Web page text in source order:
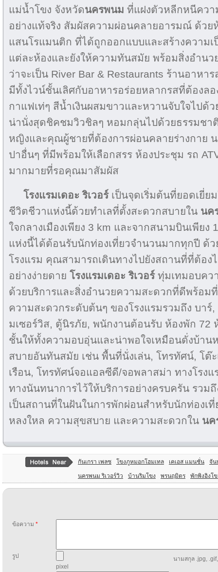
แม่น้ำโขง จังหวัดนครพนม ที่แฝงตัวหลีกหนีควา
อย่างแท้จริง สัมผัสความผ่อนคลายอารมณ์ ด้ว
แสนโรแมนติก ที่ได้ถูกออกแบบและสร้างความ
แต่ละห้องและยังให้ความทันสมัย พร้อมสิ่งอำน
ว่าจะเป็น River Bar & Restaurants ร้านอาห
มีทั้งไวน์ชั้นเลิศกับอาหารอร่อยหลากรสที่ต้องล
กาแฟเท่ๆ สีน้ำเงินผสมขาวและหวานจับใจไปด้
น่านั่งสุดชิคชมวิวชิลๆ หอมกลุ่นไปด้วยธรรมชา
หญิงและคุณผู้ชายที่ต้องการผ่อนคลายร่างกาย
ปาอื่นๆ ที่มีพร้อมให้เลือกสรร ห้องประชุม รถ
มากมายที่รอคุณมาสัมผัส
โรงแรมเดอะ ริเวอร์เป็นจุดเริ่มต้นที่ยอดเยี่ย
ชีวิตชีวาแห่งนี้ด้วยทำเลที่ตั้งสะดวกสบายใน นค
ใจกลางเมืองเพียง 3 km และจากสนามบินเพียง
แห่งนี้ได้ต้อนรับนักท่องเที่ยวจำนวนมากทุกปี ด้
โรงแรม คุณสามารถเดินทางไปยังสถานที่ที่ต้อง
อย่างง่ายดาย โรงแรมเดอะ ริเวอร์ ทุ่มเทมอบคว
ด้วยบริการและสิ่งอำนวยความสะดวกที่ดีพร้อ
ความสะดวกระดับต้นๆ ของโรงแรมรวมถึง บา
มเซอร์วิส, ตู้นิรภัย, พนักงานต้อนรับ ห้องพัก 72
ชั้นให้ทั้งความอบอุ่นและน่าพอใจเหมือนดั่งบ้าน
สบายอันทันสมัย เช่น พื้นที่นั่งเล่น, โทรทัศน์, โต๊
เรือน, โทรทัศน์จอแอลซีดี/จอพลาสม่า ทางโรง
ทางนันทนาการไว้ให้บริการอย่างครบครัน รวม
เป็นสถานที่ในฝันในการพักผ่อนสำหรับนักท่องเ
หลงใหล ความสุขสบาย และความสะดวกใน นค
กันเกรา เพลซ โขงภูหมอกโฮมเทล เคเอส แมนชั่น จัน
นครพนม ริเวอร์วิว บ้านริมโขง พรนฤมิตร พักพิงอิงโ
ข้อความ *
รูป
นามสกุล .jpg,
pixel